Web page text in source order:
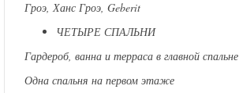
Гроэ, Ханс Гроэ, Geberit
ЧЕТЫРЕ СПАЛЬНИ
Гардероб, ванна и терраса в главной спальне
Одна спальня на первом этаже